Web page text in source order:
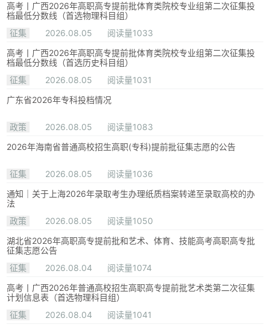
高考丨广西2026年高职高专提前批体育类院校专业组第二次征集投
档最低分数线（首选物理科目组）
征集
2026.08.05
阅读量1033
高考丨广西2026年高职高专提前批体育类院校专业组第二次征集投
档最低分数线（首选历史科目组）
征集
2026.08.05
阅读量1031
广东省2026年专科投档情况
政策 2026.08.05
阅读量1083
2026年海南省普通高校招生高职(专科)提前批征集志愿的公告
征集 2026.08.05
阅读量1036
通知｜关于上海2026年录取考生办理纸质档案转递至录取高校的办
法
政策
2026.08.05
阅读量1050
湖北省2026年高职高专提前批和艺术、体育、技能高考高职高专批
征集志愿公告
征集
2026.08.04
阅读量1074
高考丨广西2026年普通高校招生高职高专提前批艺术类第二次征集
计划信息表（首选物理科目组）
征集
2026.08.04 阅读量1041